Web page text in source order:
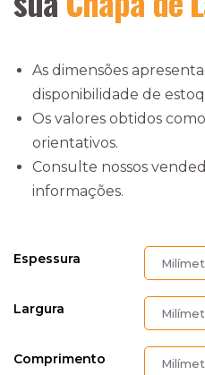
As dimensões
disponibilidade de
Os valores obtidos
orientativos.
Consulte nossos
informações.
Espessura
Largura
Comprimento